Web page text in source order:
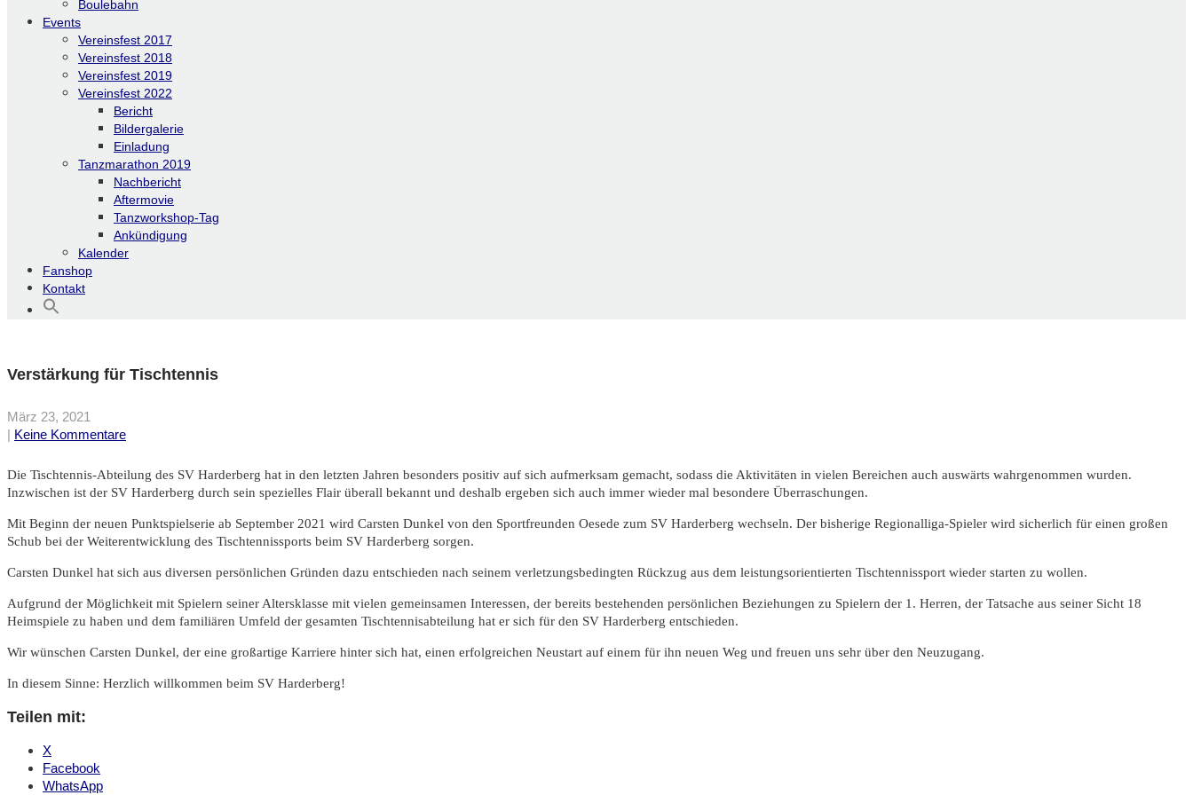
Boulebahn
Events
Vereinsfest 2017
Vereinsfest 2018
Vereinsfest 2019
Vereinsfest 2022
Bericht
Bildergalerie
Einladung
Tanzmarathon 2019
Nachbericht
Aftermovie
Tanzworkshop-Tag
Ankündigung
Kalender
Fanshop
Kontakt
Verstärkung für Tischtennis
März 23, 2021
| Keine Kommentare
Die Tischtennis-Abteilung des SV Harderberg hat in den letzten Jahren besonders positiv auf sich aufmerksam gemacht, sodass die Aktivitäten in vielen Bereichen auch auswärts wahrgenommen wurden.
Inzwischen ist der SV Harderberg durch sein spezielles Flair überall bekannt und deshalb ergeben sich auch immer wieder mal besondere Überraschungen.
Mit Beginn der neuen Punktspielserie ab September 2021 wird Carsten Dunkel von den Sportfreunden Oesede zum SV Harderberg wechseln. Der bisherige Regionalliga-Spieler wird sicherlich für einen großen
Schub bei der Weiterentwicklung des Tischtennissports beim SV Harderberg sorgen.
Carsten Dunkel hat sich aus diversen persönlichen Gründen dazu entschieden nach seinem verletzungsbedingten Rückzug aus dem leistungsorientierten Tischtennissport wieder starten zu wollen.
Aufgrund der Möglichkeit mit Spielern seiner Altersklasse mit vielen gemeinsamen Interessen, der bereits bestehenden persönlichen Beziehungen zu Spielern der 1. Herren, der Tatsache aus seiner Sicht 18
Heimspiele zu haben und dem familiären Umfeld der gesamten Tischtennisabteilung hat er sich für den SV Harderberg entschieden.
Wir wünschen Carsten Dunkel, der eine großartige Karriere hinter sich hat, einen erfolgreichen Neustart auf einem für ihn neuen Weg und freuen uns sehr über den Neuzugang.
In diesem Sinne: Herzlich willkommen beim SV Harderberg!
Teilen mit:
X
Facebook
WhatsApp